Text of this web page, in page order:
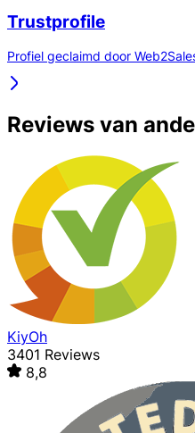
Trustprofile
Profiel geclaimd door
Reviews van
KiyOh
3401 Reviews
8,8